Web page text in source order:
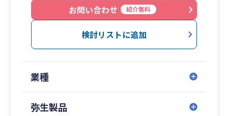
お問い合わせ
紹介無料
検討リストに追加
業種
弥生製品